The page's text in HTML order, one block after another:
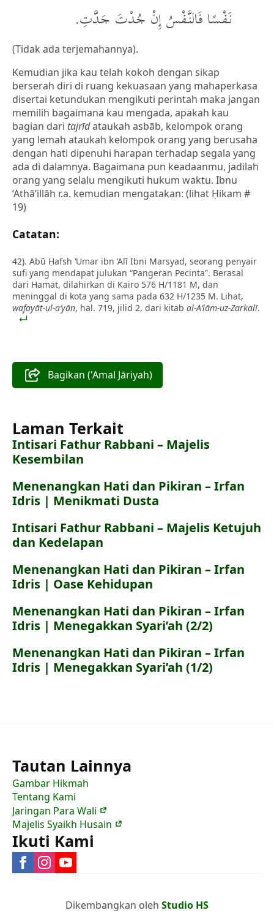
نَفْسًا فَالنَّفْسُ إِنْ جُدْتَ جَدَّتِ.
(Tidak ada terjemahannya).
Kemudian jika kau telah kokoh dengan sikap
berserah diri di ruang kekuasaan yang mahaperkasa
disertai ketundukan mengikuti perintah maka jangan
memilih bagaimana kau mengada, apakah kau
bagian dari tajrīdataukah asbāb, kelompok orang
yang lemah ataukah kelompok orang yang berusaha
dengan hati dipenuhi harapan terhadap segala yang
ada di dalamnya. Bagaimana pun keadaanmu, jadilah
orang yang selalu mengikuti hukum waktu. Ibnu
‘Athā’illāh r.a. kemudian mengatakan: (lihat Ḥikam #
19)
Catatan:
42). Abū Ḥafsh ‘Umar ibn ‘Alī Ibni Marsyad, seorang penyair
sufi yang mendapat julukan “Pangeran Pecinta”. Berasal
dari Hamat, dilahirkan di Kairo 576 H/1181 M, dan
meninggal di kota yang sama pada 632 H/1235 M. Lihat,
wafayāt-ul-a‘yān, hal. 719, jilid 2, dari kitab al-A‘lām-uz-Zarkalī.
Bagikan ('Amal Jāriyah)
Laman Terkait
Intisari Fathur Rabbani – Majelis
Kesembilan
Menenangkan Hati dan Pikiran – Irfan
Idris | Menikmati Dusta
Intisari Fathur Rabbani – Majelis Ketujuh
dan Kedelapan
Menenangkan Hati dan Pikiran – Irfan
Idris | Oase Kehidupan
Menenangkan Hati dan Pikiran – Irfan
Idris | Menegakkan Syari’ah (2/2)
Menenangkan Hati dan Pikiran – Irfan
Idris | Menegakkan Syari’ah (1/2)
Tautan Lainnya
Gambar Hikmah
Tentang Kami
Jaringan Para Wali
Majelis Syaikh Husain
Ikuti Kami
Dikembangkan oleh Studio HS